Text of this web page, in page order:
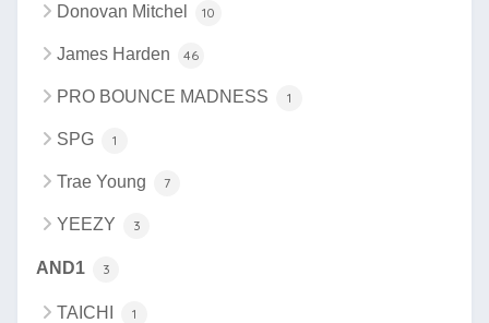
Donovan Mitchel 10
James Harden 46
PRO BOUNCE MADNESS 1
SPG 1
Trae Young 7
YEEZY 3
AND1 3
TAICHI 1